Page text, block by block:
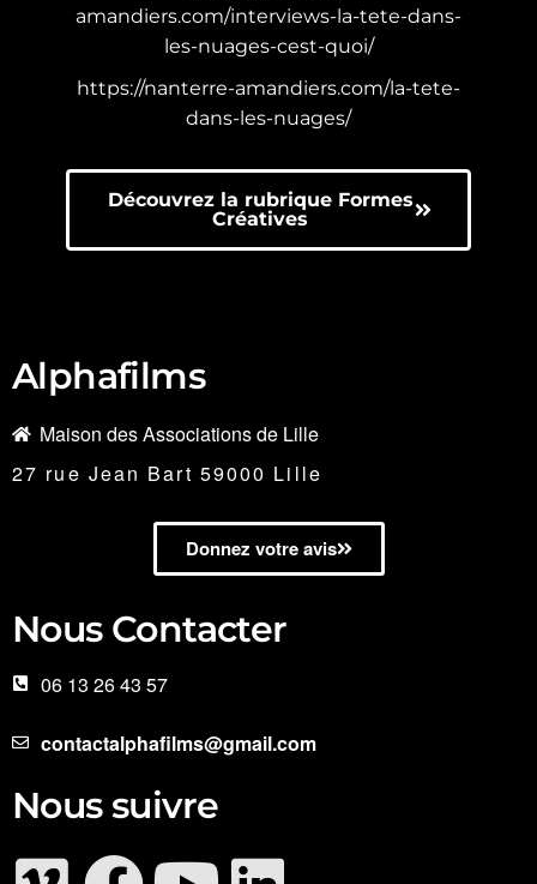
amandiers.com/interviews-la-tete-dans-
les-nuages-cest-quoi/
https://nanterre-amandiers.com/la-tete-
dans-les-nuages/
Découvrez la rubrique Formes
Créatives
Alphafilms
Maison des Associations de Lille
27 rue Jean Bart 59000 Lille
Donnez votre avis
Nous Contacter
06 13 26 43 57
contactalphafilms@gmail.com
Nous suivre